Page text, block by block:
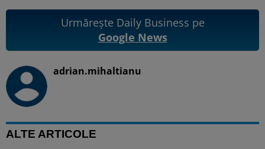
Urmărește Daily Business pe
Google News
adrian.mihaltianu
ALTE ARTICOLE